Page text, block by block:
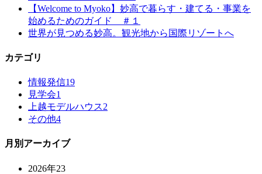
【Welcome to Myoko】妙高で暮らす・建てる・事業を
始めるためのガイド ＃１
世界が見つめる妙高。観光地から国際リゾートへ
カテゴリ
情報発信19
見学会1
上越モデルハウス2
その他4
月別アーカイブ
2026年23